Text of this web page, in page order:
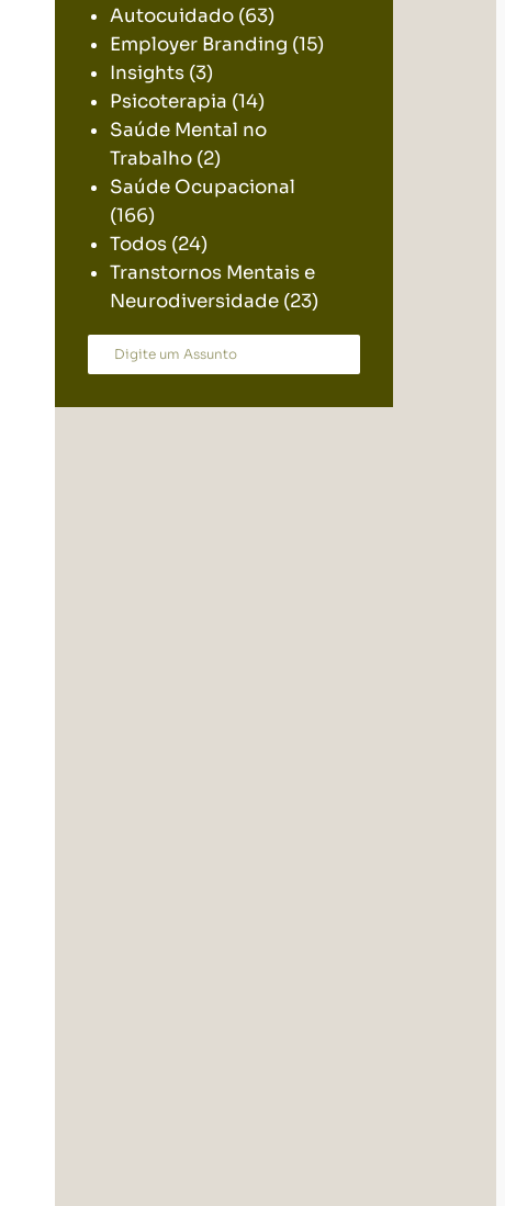
Autocuidado (63)
Employer Branding (15)
Insights (3)
Psicoterapia (14)
Saúde Mental no
Trabalho (2)
Saúde Ocupacional
(166)
Todos (24)
Transtornos Mentais e
Neurodiversidade (23)